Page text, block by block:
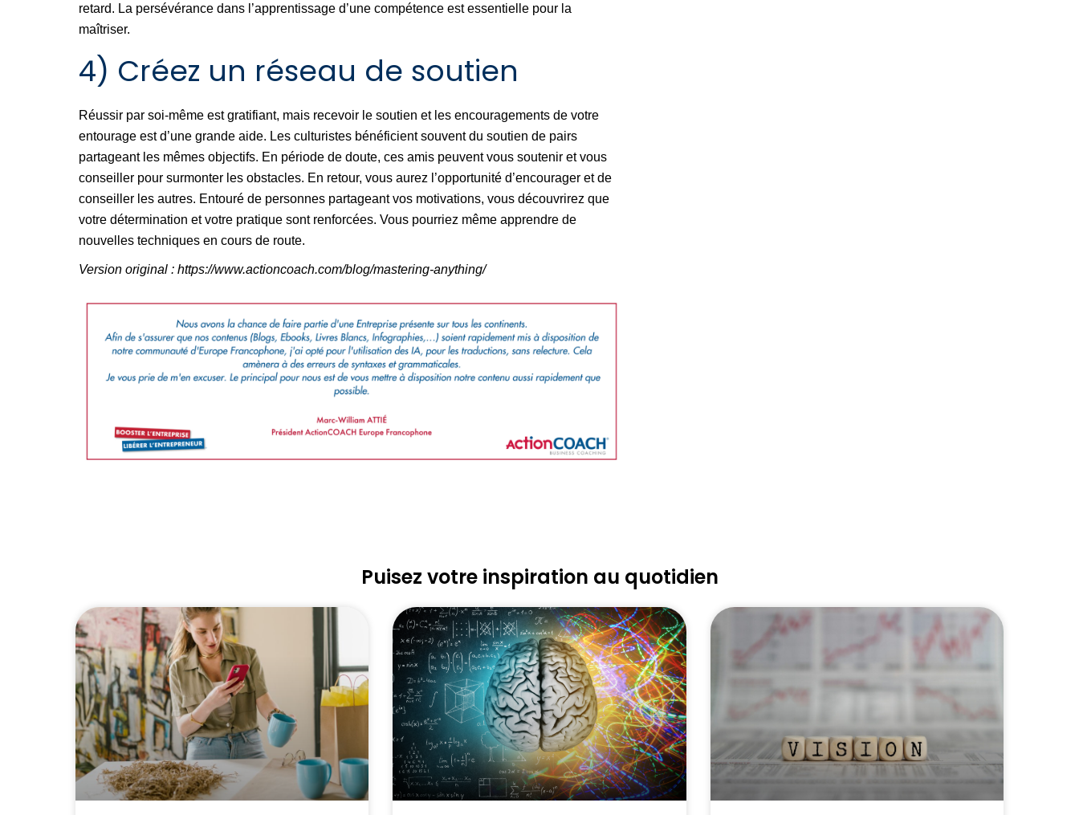
retard. La persévérance dans l’apprentissage d’une compétence est essentielle pour la
maîtriser.
4) Créez un réseau de soutien
Réussir par soi-même est gratifiant, mais recevoir le soutien et les encouragements de votre
entourage est d’une grande aide. Les culturistes bénéficient souvent du soutien de pairs
partageant les mêmes objectifs. En période de doute, ces amis peuvent vous soutenir et vous
conseiller pour surmonter les obstacles. En retour, vous aurez l’opportunité d’encourager et de
conseiller les autres. Entouré de personnes partageant vos motivations, vous découvrirez que
votre détermination et votre pratique sont renforcées. Vous pourriez même apprendre de
nouvelles techniques en cours de route.
Version original : https://www.actioncoach.com/blog/mastering-anything/
Puisez votre inspiration au quotidien